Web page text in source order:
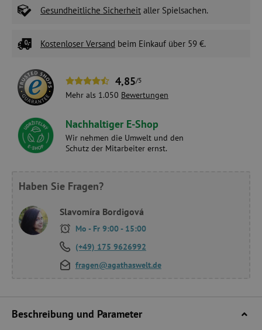
Gesundheitliche Sicherheit aller Spielsachen.
Kostenloser Versand beim Einkauf über 59 €.
4,85/5
Mehr als 1.050 Bewertungen
Nachhaltiger E-Shop
Wir nehmen die Umwelt und den
Schutz der Mitarbeiter ernst.
Haben Sie Fragen?
Slavomíra Bordigová
Mo - Fr 9:00 - 15:00
(+49) 175 9626992
fragen@agathaswelt.de
Beschreibung und Parameter